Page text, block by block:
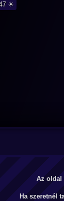
☀
Az oldal
Ha szeretnél